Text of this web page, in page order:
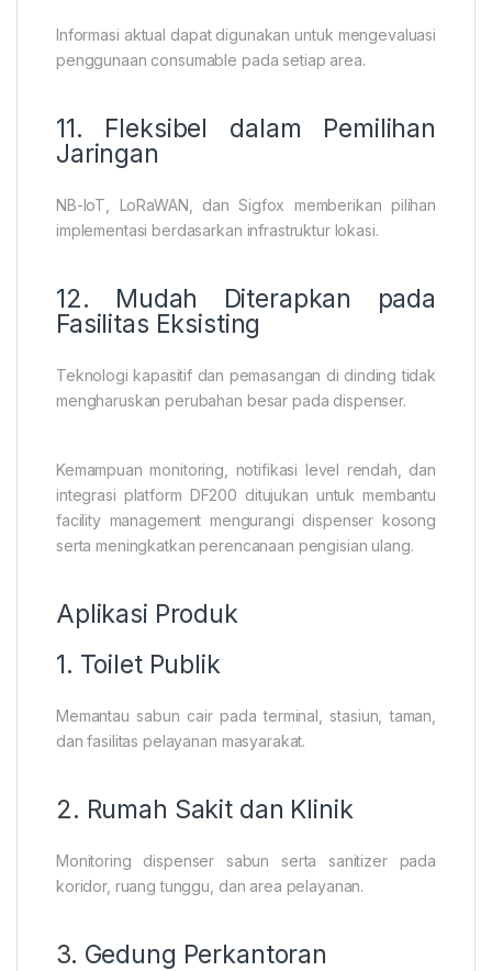
Informasi aktual dapat digunakan untuk mengevaluasi
penggunaan consumable pada setiap area.
11. Fleksibel dalam Pemilihan
Jaringan
NB-IoT, LoRaWAN, dan Sigfox memberikan pilihan
implementasi berdasarkan infrastruktur lokasi.
12. Mudah Diterapkan pada
Fasilitas Eksisting
Teknologi kapasitif dan pemasangan di dinding tidak
mengharuskan perubahan besar pada dispenser.
Kemampuan monitoring, notifikasi level rendah, dan
integrasi platform DF200 ditujukan untuk membantu
facility management mengurangi dispenser kosong
serta meningkatkan perencanaan pengisian ulang.
Aplikasi Produk
1. Toilet Publik
Memantau sabun cair pada terminal, stasiun, taman,
dan fasilitas pelayanan masyarakat.
2. Rumah Sakit dan Klinik
Monitoring dispenser sabun serta sanitizer pada
koridor, ruang tunggu, dan area pelayanan.
3. Gedung Perkantoran